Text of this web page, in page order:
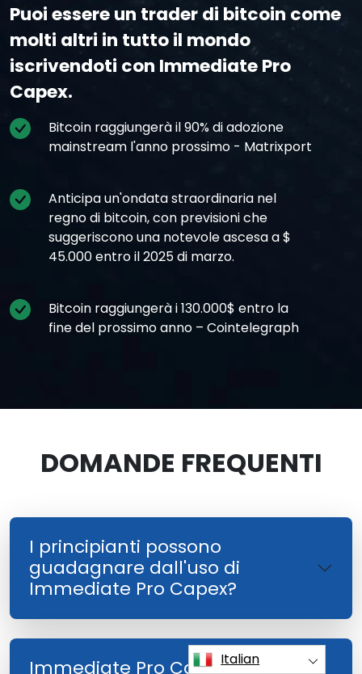
Puoi essere un trader di bitcoin come
molti altri in tutto il mondo
iscrivendoti con Immediate Pro
Capex.
Bitcoin raggiungerà il 90% di adozione
mainstream l'anno prossimo - Matrixport
Anticipa un'ondata straordinaria nel
regno di bitcoin, con previsioni che
suggeriscono una notevole ascesa a $
45.000 entro il 2025 di marzo.
Bitcoin raggiungerà i 130.000$ entro la
fine del prossimo anno – Cointelegraph
DOMANDE FREQUENTI
I principianti possono
guadagnare dall'uso di
Immediate Pro Capex?
Immediate Pro Capex ha
Italian